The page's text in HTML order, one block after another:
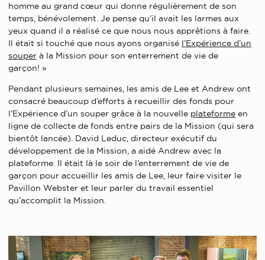
homme au grand cœur qui donne régulièrement de son
temps, bénévolement. Je pense qu’il avait les larmes aux
yeux quand il a réalisé ce que nous nous apprêtions à faire.
Il était si touché que nous ayons organisé l’Expérience d’un
souper à la Mission pour son enterrement de vie de
garçon! »
Pendant plusieurs semaines, les amis de Lee et Andrew ont
consacré beaucoup d’efforts à recueillir des fonds pour
l’Expérience d’un souper grâce à la nouvelle plateforme en
ligne de collecte de fonds entre pairs de la Mission (qui sera
bientôt lancée). David Leduc, directeur exécutif du
développement de la Mission, a aidé Andrew avec la
plateforme. Il était là le soir de l’enterrement de vie de
garçon pour accueillir les amis de Lee, leur faire visiter le
Pavillon Webster et leur parler du travail essentiel
qu’accomplit la Mission.